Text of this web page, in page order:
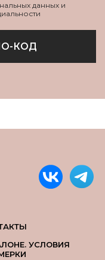
данных и
ПРОМО-КОД
УСЛОВИЯ